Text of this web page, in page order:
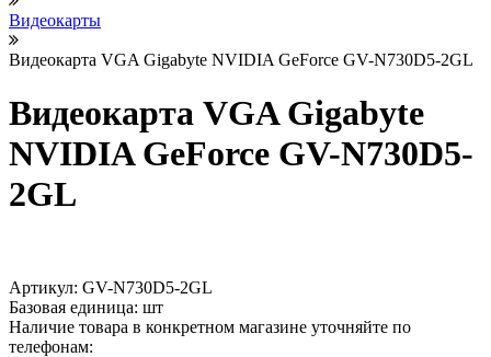
Видеокарты
Видеокарта VGA Gigabyte NVIDIA GeForce GV-N730D5-2GL
Видеокарта VGA Gigabyte
NVIDIA GeForce GV-N730D5-
2GL
Артикул: GV-N730D5-2GL
Базовая единица: шт
Наличие товара в конкретном магазине уточняйте по
телефонам: